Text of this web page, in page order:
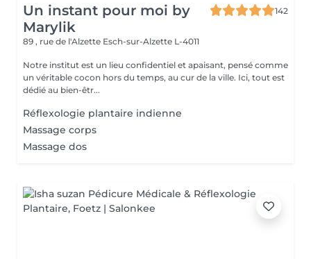
Un instant pour moi by
Marylik
142
89 , rue de l'Alzette Esch-sur-Alzette L-4011
Notre institut est un lieu confidentiel et apaisant, pensé comme
un véritable cocon hors du temps, au cur de la ville. Ici, tout est
dédié au bien-êtr...
Réflexologie plantaire indienne
Massage corps
Massage dos